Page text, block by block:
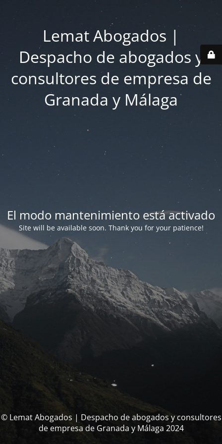
Lemat Abogados |
Despacho de abogados y
consultores de empresa de
Granada y Málaga
El modo mantenimiento está activado
Site will be available soon. Thank you for your patience!
© Lemat Abogados | Despacho de abogados y consultores
de empresa de Granada y Málaga 2024